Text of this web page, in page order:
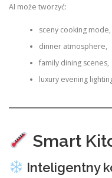
AI może tworzyć:
sceny cooking mode,
dinner atmosphere,
family dining scenes,
luxury evening
Smart
Inteligentny